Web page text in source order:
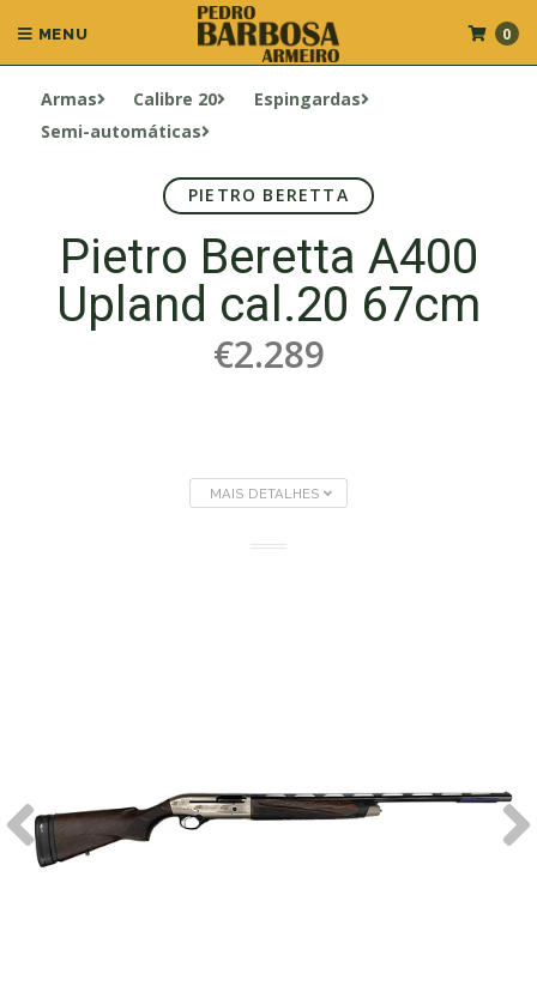
MENU 0
Armas Calibre 20
Espingardas
Semi-automáticas
PIETRO BERETTA
Pietro Beretta A400
Upland cal.20 67cm
€2.289
MAIS DETALHES